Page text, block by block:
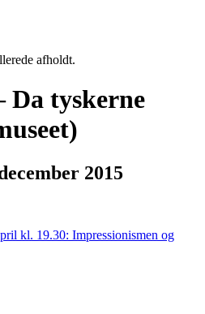
afholdt.
Da tyskerne
2015
kl. 19.30: Impressionismen og